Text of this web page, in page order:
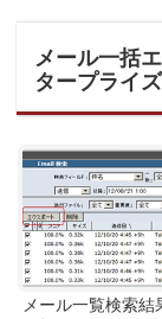
メール一括
タープライ
メール一覧検索